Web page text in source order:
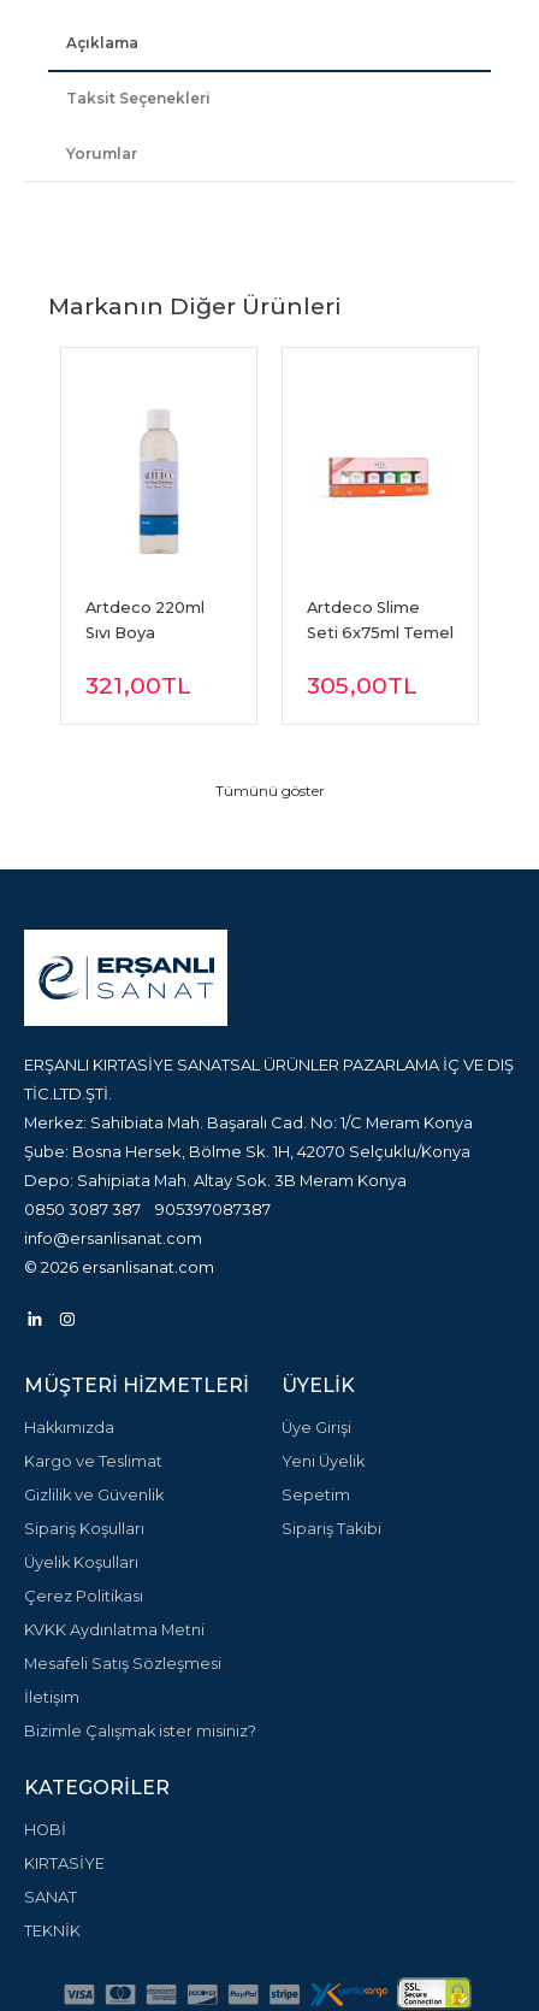
Açıklama
Taksit Seçenekleri
Yorumlar
Markanın Diğer Ürünleri
Artdeco 220ml
Sıvı Boya
321,00TL
Artdeco Slime
Seti 6x75ml Temel
305,00TL
Tümünü göster
ERŞANLI KIRTASİYE SANATSAL ÜRÜNLER PAZARLAMA İÇ VE DIŞ
TİC.LTD.ŞTİ.
Merkez: Sahibiata Mah. Başaralı Cad. No: 1/C Meram Konya
Şube: Bosna Hersek, Bölme Sk. 1H, 42070 Selçuklu/Konya
Depo: Sahipiata Mah. Altay Sok. 3B Meram Konya
0850 3087 387
905397087387
info@ersanlisanat.com
© 2026 ersanlisanat.com
MÜŞTERI HIZMETLERI
Hakkımızda
Kargo ve Teslimat
Gizlilik ve Güvenlik
Sipariş Koşulları
Üyelik Koşulları
Çerez Politikası
KVKK Aydınlatma Metni
Mesafeli Satış Sözleşmesi
İletişim
Bizimle Çalışmak ister misiniz?
ÜYELIK
Üye Girişi
Yeni Üyelik
Sepetim
Sipariş Takibi
KATEGORILER
HOBİ
KIRTASİYE
SANAT
TEKNİK